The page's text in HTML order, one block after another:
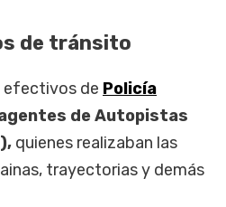
de tránsito
efectivos de Policía
de Autopistas
quienes realizaban las
trayectorias y demás